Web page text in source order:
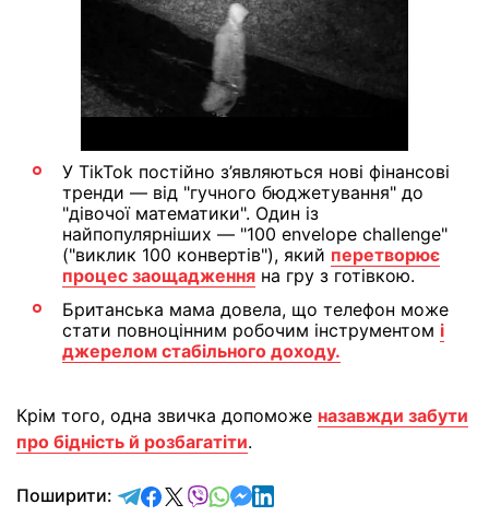
У TikTok постійно з’являються нові фінансові
тренди — від "гучного бюджетування" до
"дівочої математики". Один із
найпопулярніших — "100 envelope challenge"
("виклик 100 конвертів"), який перетворює
процес заощадження на гру з готівкою.
Британська мама довела, що телефон може
стати повноцінним робочим інструментом і
джерелом стабільного доходу.
Крім того, одна звичка допоможе назавжди забути
про бідність й розбагатіти.
Поширити: відправити у Telegram
поділитись у Facebook
поділитись у X
відправити у Viber
відправити у Whatsapp
відправити у Messenger
відправити у LinkedIn